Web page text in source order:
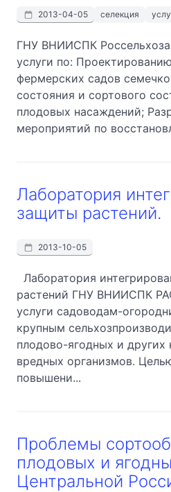
2013-04-05 селекция
ГНУ ВНИИСПК
услуги по:
фермерских садов
состояния и сортового
плодовых насаждений;
мероприятий по
Лаборатория
защиты растений.
2013-10-05
Лаборатория
растений ГНУ ВНИИСПК
услуги садоводам-
крупным
плодово-ягодных и других
вредных организмов.
повышени...
Проблемы
плодовых и
Центральной